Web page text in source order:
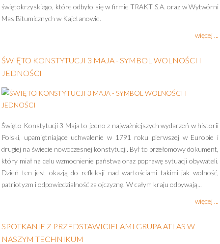
świętokrzyskiego, które odbyło się w firmie TRAKT S.A. oraz w Wytwórni
Mas Bitumicznych w Kajetanowie.
więcej ...
ŚWIĘTO KONSTYTUCJI 3 MAJA - SYMBOL WOLNOŚCI I
JEDNOŚCI
Święto Konstytucji 3 Maja to jedno z najważniejszych wydarzeń w historii
Polski, upamiętniające uchwalenie w 1791 roku pierwszej w Europie i
drugiej na świecie nowoczesnej konstytucji. Był to przełomowy dokument,
który miał na celu wzmocnienie państwa oraz poprawę sytuacji obywateli.
Dzień ten jest okazją do refleksji nad wartościami takimi jak wolność,
patriotyzm i odpowiedzialność za ojczyznę. W całym kraju odbywają...
więcej ...
SPOTKANIE Z PRZEDSTAWICIELAMI GRUPA ATLAS W
NASZYM TECHNIKUM